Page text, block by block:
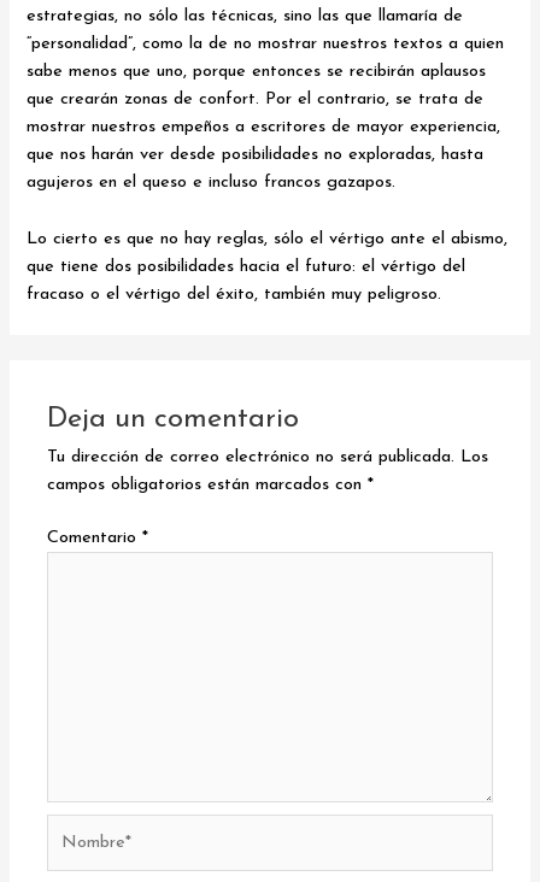
estrategias, no sólo las técnicas, sino las que llamaría de
“personalidad”, como la de no mostrar nuestros textos a quien
sabe menos que uno, porque entonces se recibirán aplausos
que crearán zonas de confort. Por el contrario, se trata de
mostrar nuestros empeños a escritores de mayor experiencia,
que nos harán ver desde posibilidades no exploradas, hasta
agujeros en el queso e incluso francos gazapos.
Lo cierto es que no hay reglas, sólo el vértigo ante el abismo,
que tiene dos posibilidades hacia el futuro: el vértigo del
fracaso o el vértigo del éxito, también muy peligroso.
Deja un comentario
Tu dirección de correo electrónico no será publicada. Los
campos obligatorios están marcados con*
Comentario*